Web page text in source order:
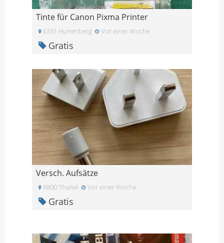
Tinte für Canon Pixma Printer
6331 Hunenberg Vor einer Woche
Gratis
Versch. Aufsätze
8800 Thalwil Vor einer Woche
Gratis